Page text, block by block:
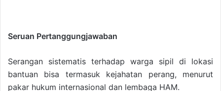
Seruan Pertanggungjawaban
Serangan sistematis terhadap warga sipil di lokasi
bantuan bisa termasuk kejahatan perang, menurut
pakar hukum internasional dan lembaga HAM.